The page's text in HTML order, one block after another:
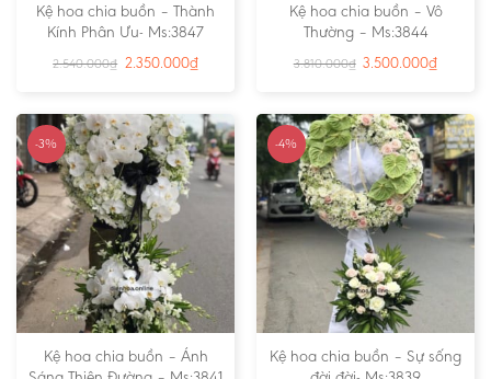
Kệ hoa chia buồn – Thành
Kính Phân Ưu- Ms:3847
2.540.000₫ 2.350.000₫
Kệ hoa chia buồn – Vô
Thường – Ms:3844
3.810.000₫ 3.500.000₫
-3%
Kệ hoa chia buồn – Ánh
-4%
Kệ hoa chia buồn – Sự sống